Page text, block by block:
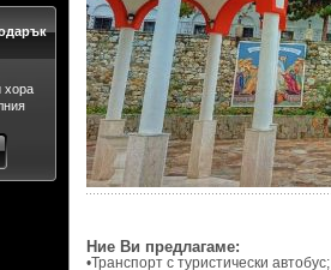
хора
Ние Ви предлагаме:
•Транспорт с туристически автобус;